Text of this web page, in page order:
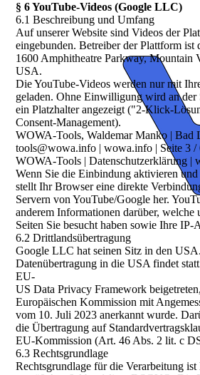
§ 6 YouTube-Videos (Google LLC)
6.1 Beschreibung und Umfang
Auf unserer Website sind Videos der
eingebunden. Betreiber der Plattform
1600 Amphitheatre Parkway, Mountain
USA.
Die YouTube-Videos werden nur mit
geladen. Ohne Einwilligung wird an der
ein Platzhalter angezeigt ("2-Klick-
Consent-Management).
WOWA-Tools, Waldemar Manko | Bad
tools@wowa.info | wowa.info | Seite 3 /
WOWA-Tools | Datenschutzerklärung |
Wenn Sie die Einbindung aktivieren
stellt Ihr Browser eine direkte
Servern von YouTube/Google her.
anderem Informationen darüber, welche
Seiten Sie besucht haben sowie Ihre IP-
6.2 Drittlandsübertragung
Google LLC hat seinen Sitz in den
Datenübertragung in die USA findet
EU-
US Data Privacy Framework
Europäischen Kommission mit
vom 10. Juli 2023 anerkannt wurde.
die Übertragung auf
EU-Kommission (Art. 46 Abs. 2 lit. c
6.3 Rechtsgrundlage
Rechtsgrundlage für die Verarbeitung